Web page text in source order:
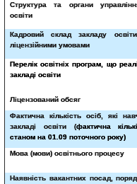
Структура та органи
освіти
Кадровий склад закладу
ліцензійними умовами
Перелік освітніх програм, що
закладі освіти
Ліцензований обсяг
Фактична кількість осіб, які
закладі освіти (фактична
станом на 01.09 поточного року)
Мова (мови) освітнього процесу
Наявність вакантних посад,